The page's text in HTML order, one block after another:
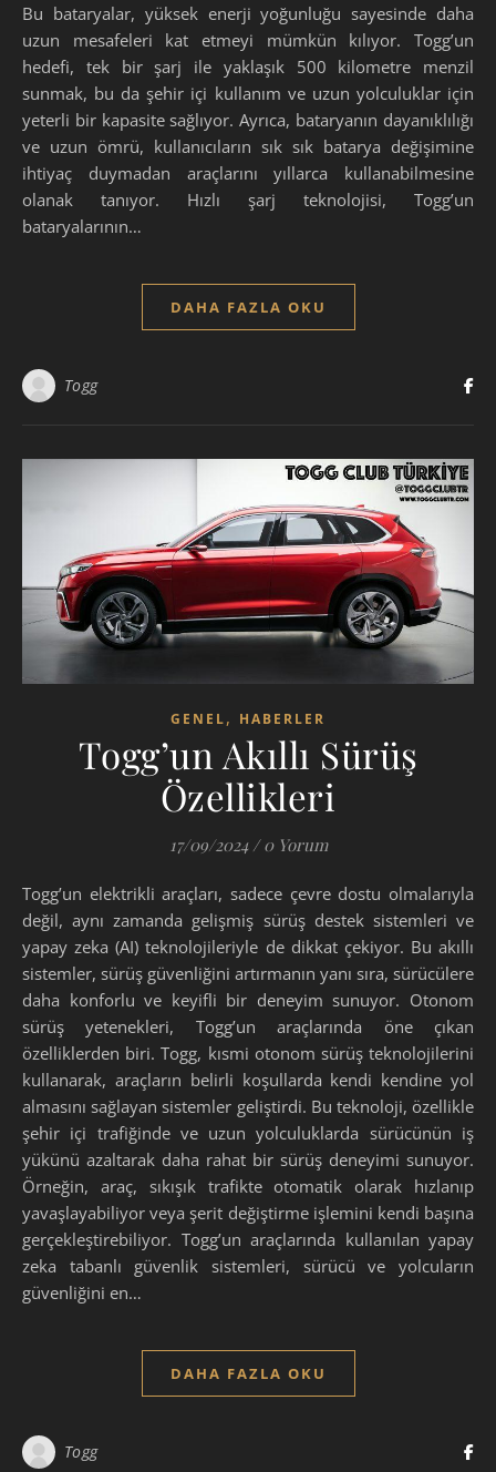
Bu bataryalar, yüksek enerji yoğunluğu sayesinde daha
uzun mesafeleri kat etmeyi mümkün kılıyor. Togg’un
hedefi, tek bir şarj ile yaklaşık 500 kilometre menzil
sunmak, bu da şehir içi kullanım ve uzun yolculuklar için
yeterli bir kapasite sağlıyor. Ayrıca, bataryanın dayanıklılığı
ve uzun ömrü, kullanıcıların sık sık batarya değişimine
ihtiyaç duymadan araçlarını yıllarca kullanabilmesine
olanak tanıyor. Hızlı şarj teknolojisi, Togg’un
bataryalarının…
DAHA FAZLA OKU
Togg
GENEL, HABERLER
Togg’un Akıllı Sürüş
Özellikleri
17/09/2024 / 0 Yorum
Togg’un elektrikli araçları, sadece çevre dostu olmalarıyla
değil, aynı zamanda gelişmiş sürüş destek sistemleri ve
yapay zeka (AI) teknolojileriyle de dikkat çekiyor. Bu akıllı
sistemler, sürüş güvenliğini artırmanın yanı sıra, sürücülere
daha konforlu ve keyifli bir deneyim sunuyor. Otonom
sürüş yetenekleri, Togg’un araçlarında öne çıkan
özelliklerden biri. Togg, kısmi otonom sürüş teknolojilerini
kullanarak, araçların belirli koşullarda kendi kendine yol
almasını sağlayan sistemler geliştirdi. Bu teknoloji, özellikle
şehir içi trafiğinde ve uzun yolculuklarda sürücünün iş
yükünü azaltarak daha rahat bir sürüş deneyimi sunuyor.
Örneğin, araç, sıkışık trafikte otomatik olarak hızlanıp
yavaşlayabiliyor veya şerit değiştirme işlemini kendi başına
gerçekleştirebiliyor. Togg’un araçlarında kullanılan yapay
zeka tabanlı güvenlik sistemleri, sürücü ve yolcuların
güvenliğini en…
DAHA FAZLA OKU
Togg